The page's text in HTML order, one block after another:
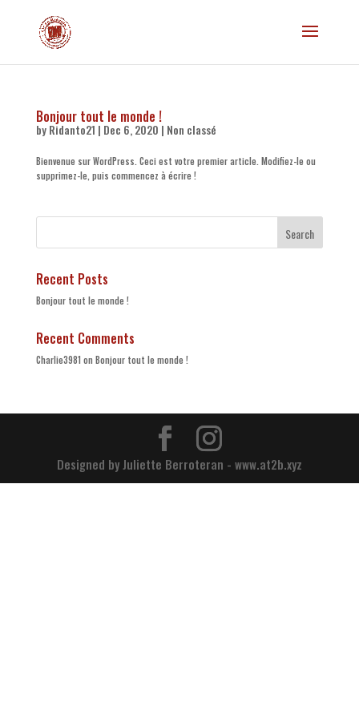
Bonjour tout le monde !
byRidanto21 | Dec 6, 2020 | Non classé
Bienvenue sur WordPress. Ceci est votre premier article. Modifiez-le ou
supprimez-le, puis commencez à écrire !
Recent Posts
Bonjour tout le monde !
Recent Comments
Charlie3981on Bonjour tout le monde !
Designed by Juliette Berroteran - www.at2b.xyz